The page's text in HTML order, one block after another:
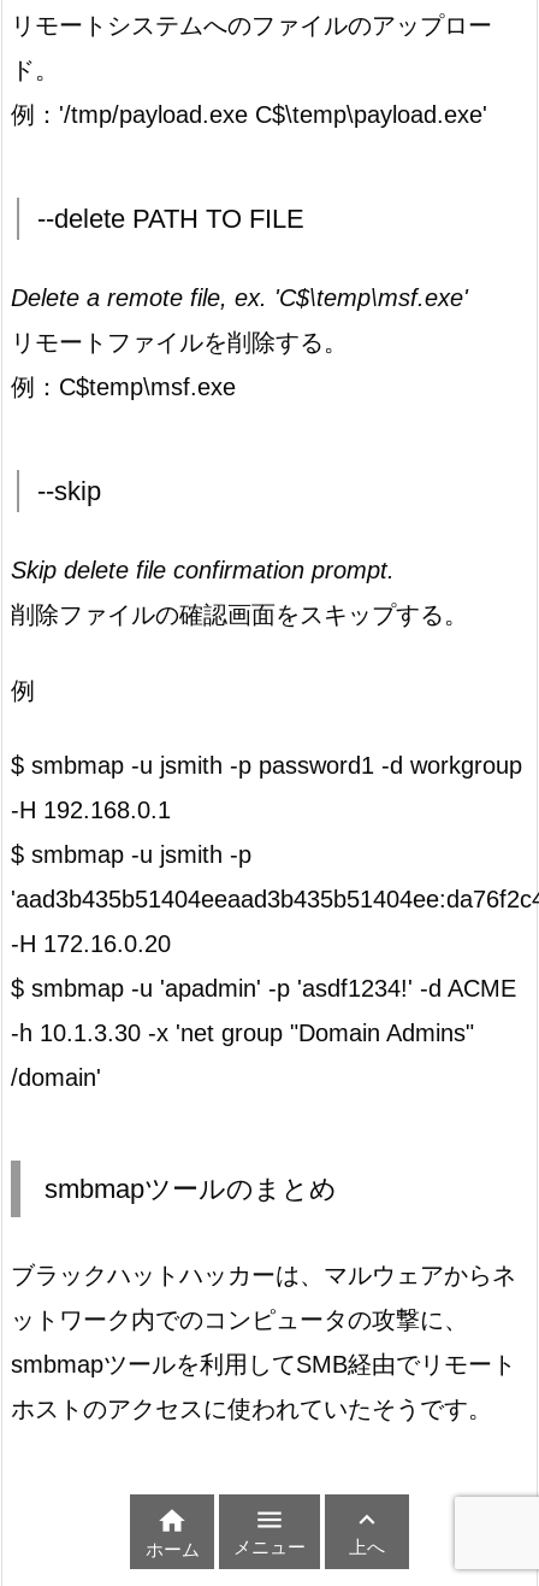
リモートシステムへのファイルのアップロー
ド。
例：'/tmp/payload.exe C$\temp\payload.exe'
--delete PATH TO FILE
Delete a remote file, ex. 'C$\temp\msf.exe'
リモートファイルを削除する。
例：C$temp\msf.exe
--skip
Skip delete file confirmation prompt.
削除ファイルの確認画面をスキップする。
例
$ smbmap -u jsmith -p password1 -d workgroup
-H 192.168.0.1
$ smbmap -u jsmith -p
-H 172.16.0.20
$ smbmap -u 'apadmin' -p 'asdf1234!' -d ACME
-h 10.1.3.30 -x 'net group "Domain Admins"
/domain'
smbmapツールのまとめ
ブラックハットハッカーは、マルウェアからネ
ットワーク内でのコンピュータの攻撃に、
smbmapツールを利用してSMB経由でリモート
ホストのアクセスに使われていたそうです。

ホーム

メニュー

上へ